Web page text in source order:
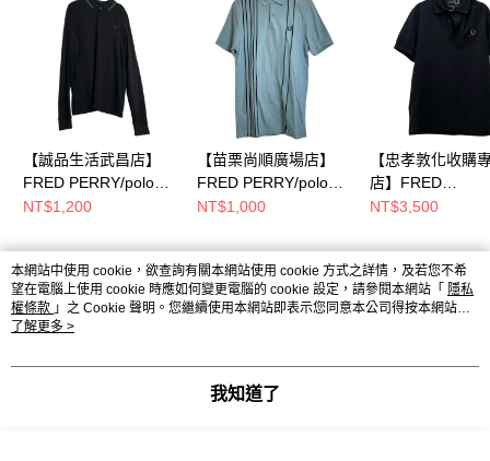
【誠品生活武昌店】
FRED PERRY/polo
衫/XL/
NT$1,200
【苗栗尚順廣場店】
FRED PERRY/polo
衫/M/wc0x 0aa
NT$1,000
【忠孝敦化收購
店】FRED
PERRY/polo衫/
NT$3,500
熱門標籤
本網站中使用 cookie，欲查詢有關本網站使用 cookie 方式之詳情，及若您不希
望在電腦上使用 cookie 時應如何變更電腦的 cookie 設定，請參閱本網站「 隱私
權條款 」之 Cookie 聲明。您繼續使用本網站即表示您同意本公司得按本網站使
用條款之 Cookie 聲明使用 cookie。
了解更多 >
我知道了